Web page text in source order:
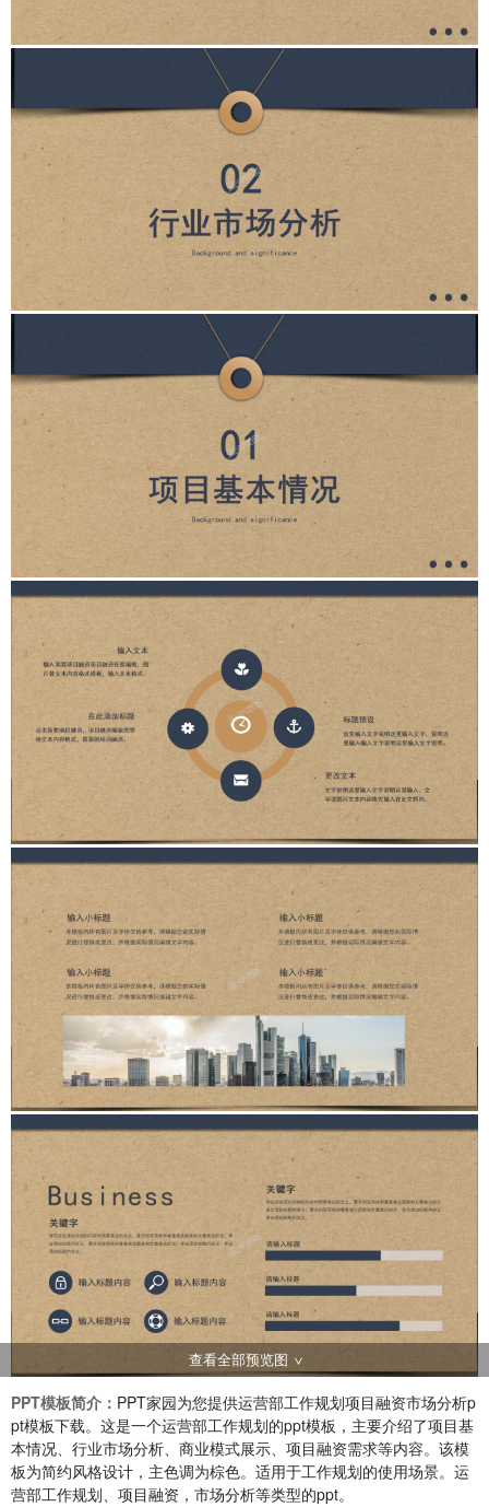
查看全部预览图
PPT模板简介： PPT家园为您提供运营部工作规划项目融资市场分析p
pt模板下载。这是一个运营部工作规划的ppt模板，主要介绍了项目基
本情况、行业市场分析、商业模式展示、项目融资需求等内容。该模
板为简约风格设计，主色调为棕色。适用于工作规划的使用场景。运
营部工作规划、项目融资，市场分析等类型的ppt。